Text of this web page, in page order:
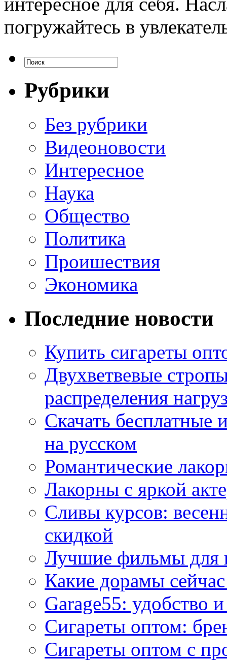
погружайтесь в
Рубрики
Без рубрики
Видеоновости
Интересное
Наука
Общество
Политика
Проишествия
Экономика
Последние новости
Купить сигареты
Двухветвевые
распределения
Скачать
на русском
Романтические
Лакорны с яркой
Сливы курсов:
скидкой
Лучшие фильмы для
Какие дорамы
Garage55: удобство
Сигареты оптом:
Сигареты оптом с